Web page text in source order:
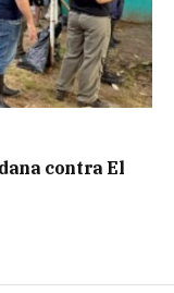
contra El